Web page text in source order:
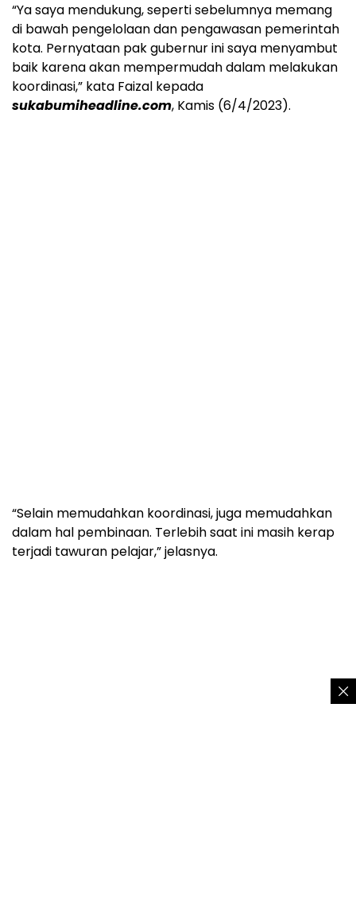
“Ya saya mendukung, seperti sebelumnya memang
di bawah pengelolaan dan pengawasan pemerintah
kota. Pernyataan pak gubernur ini saya menyambut
baik karena akan mempermudah dalam melakukan
koordinasi,” kata Faizal kepada
sukabumiheadline.com, Kamis (6/4/2023).
“Selain memudahkan koordinasi, juga memudahkan
dalam hal pembinaan. Terlebih saat ini masih kerap
terjadi tawuran pelajar,” jelasnya.